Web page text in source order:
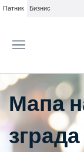
Патник Бизнис
Мапа
зграда